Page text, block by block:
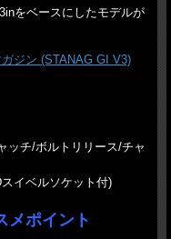
をベースにしたモデルが
ジン (STANAG GI V3)
ッチ/ボルトリリース/チャ
イベルソケット付)
メポイント